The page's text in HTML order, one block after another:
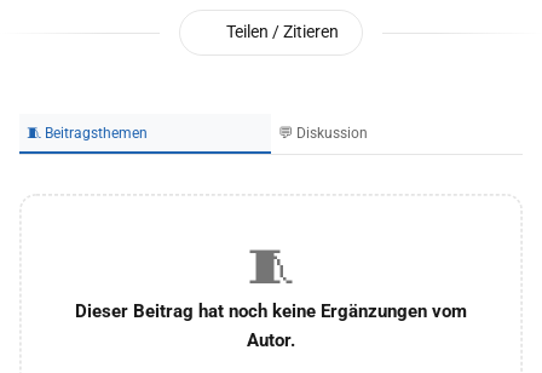
Teilen / Zitieren
🧵 Beitragsthemen 💬 Diskussion
🧵
Dieser Beitrag hat noch keine Ergänzungen vom
Autor.